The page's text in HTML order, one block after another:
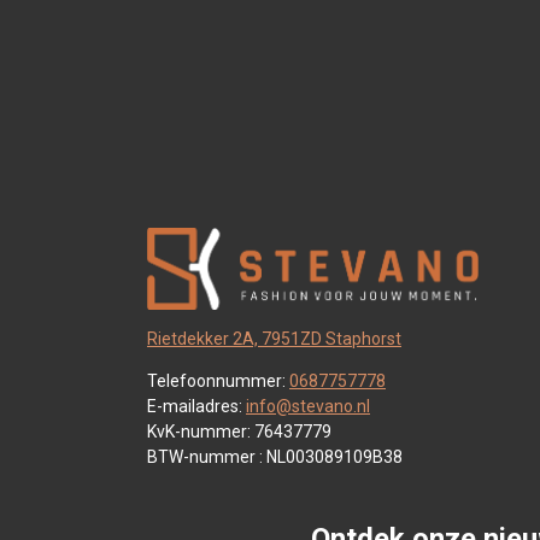
Rietdekker 2A, 7951ZD Staphorst
Telefoonnummer: 0687757778
E-mailadres: info@stevano.nl
KvK-nummer: 76437779
BTW-nummer : NL003089109B38